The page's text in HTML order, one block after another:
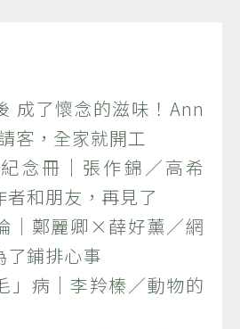
成了懷念的滋味！Ann
客，全家就開工
念冊｜張作錦／高希
者和朋友，再見了
鄭麗卿×薛好薰／網
了鋪排心事
病｜李羚榛／動物的